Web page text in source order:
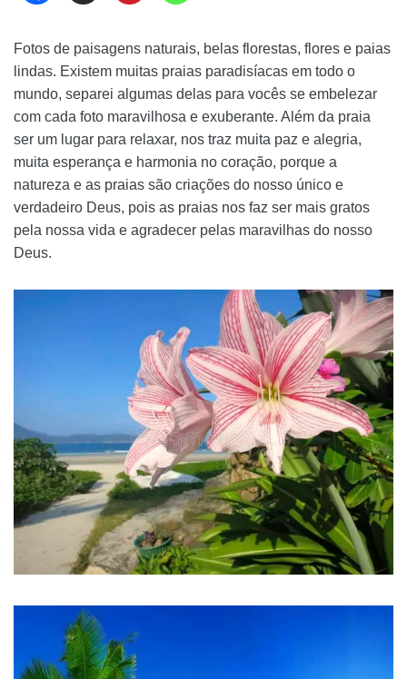
Fotos de paisagens naturais, belas florestas, flores e paias
lindas. Existem muitas praias paradisíacas em todo o
mundo, separei algumas delas para vocês se embelezar
com cada foto maravilhosa e exuberante. Além da praia
ser um lugar para relaxar, nos traz muita paz e alegria,
muita esperança e harmonia no coração, porque a
natureza e as praias são criações do nosso único e
verdadeiro Deus, pois as praias nos faz ser mais gratos
pela nossa vida e agradecer pelas maravilhas do nosso
Deus.